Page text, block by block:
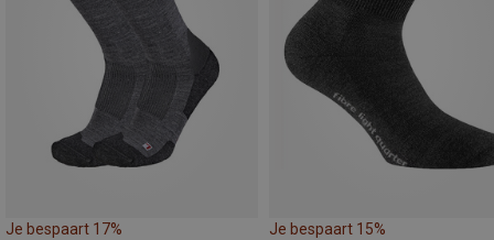
Je bespaart 17% Je bespaart 15%